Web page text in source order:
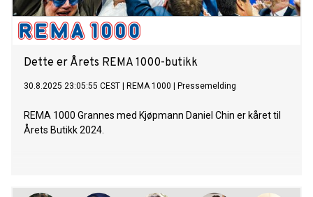
Dette er Årets REMA 1000-butikk
30.8.2025 23:05:55 CEST REMA 1000 Pressemelding
REMA 1000 Grannes med Kjøpmann Daniel Chin er kåret til
Årets Butikk 2024.